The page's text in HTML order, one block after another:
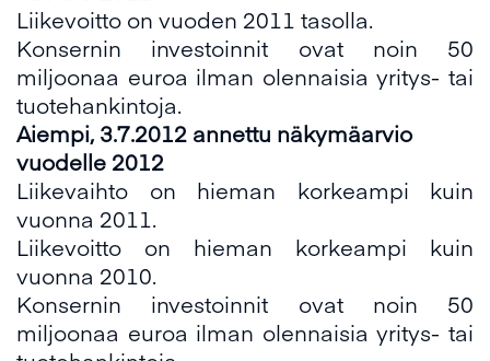
Liikevoitto on vuoden 2011 tasolla.
Konsernin investoinnit ovat noin 50
miljoonaa euroa ilman olennaisia yritys- tai
tuotehankintoja.
Aiempi, 3.7.2012 annettu näkymäarvio
vuodelle 2012
Liikevaihto on hieman korkeampi kuin
vuonna 2011.
Liikevoitto on hieman korkeampi kuin
vuonna 2010.
Konsernin investoinnit ovat noin 50
miljoonaa euroa ilman olennaisia yritys- tai